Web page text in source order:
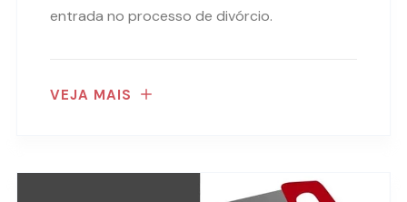
entrada no processo de divórcio.
VEJA MAIS